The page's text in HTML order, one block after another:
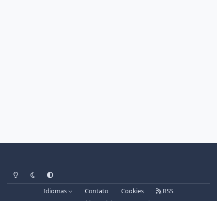
Light ModeDark ModeSystem Preference
Idiomas Contato Cookies
RSS